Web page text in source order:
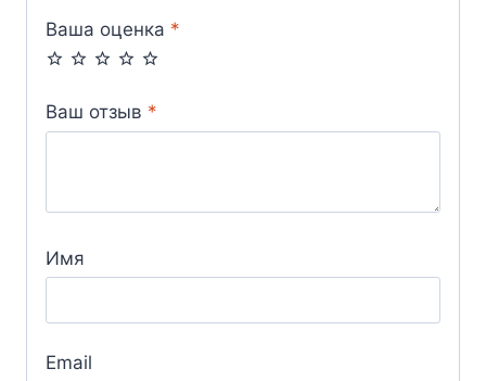
Ваша оценка *
Ваш отзыв *
Имя
Email